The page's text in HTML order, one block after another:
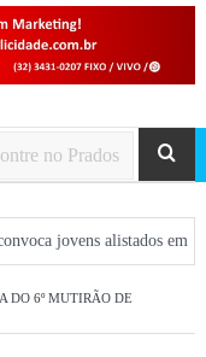
alistados em 2026 em
DO 6º MUTIRÃO DE